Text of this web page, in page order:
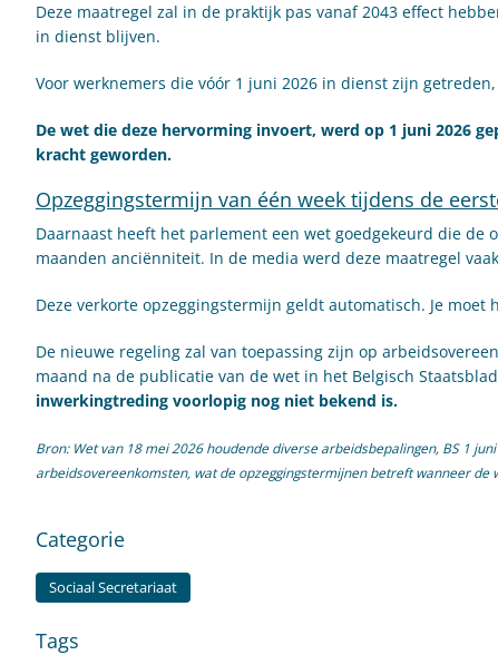
Deze maatregel zal in de praktijk pas vanaf 2043 effect
in dienst blijven.
Voor werknemers die vóór 1 juni 2026 in dienst zijn
De wet die deze hervorming invoert, werd op 1 juni 2026
kracht geworden.
Opzeggingstermijn van één week tijdens de
Daarnaast heeft het parlement een wet goedgekeurd die
maanden anciënniteit. In de media werd deze maatregel
Deze verkorte opzeggingstermijn geldt automatisch. Je
De nieuwe regeling zal van toepassing zijn op
maand na de publicatie van de wet in het Belgisch
inwerkingtreding voorlopig nog niet bekend is.
Bron: Wet van 18 mei 2026 houdende diverse arbeidsbepalingen, BS 1
arbeidsovereenkomsten, wat de opzeggingstermijnen betreft wanneer
Categorie
Sociaal Secretariaat
Tags